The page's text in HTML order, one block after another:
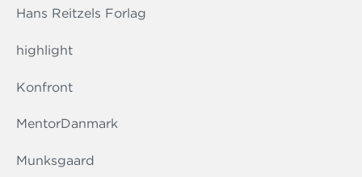
Hans Reitzels Forlag
highlight
Konfront
MentorDanmark
Munksgaard